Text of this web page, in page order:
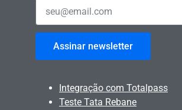
Assinar newsletter
Integração com Totalpass
Teste Tata Rebane